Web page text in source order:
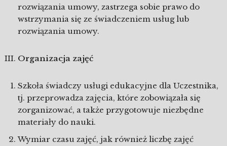
rozwiązania umowy, zastrzega sobie prawo do
wstrzymania się ze świadczeniem usług lub
rozwiązania umowy.
Organizacja zajęć
Szkoła świadczy usługi edukacyjne dla Uczestnika,
tj. przeprowadza zajęcia, które zobowiązała się
zorganizować, a także przygotowuje niezbędne
materiały do nauki.
Wymiar czasu zajęć, jak również liczbę zajęć